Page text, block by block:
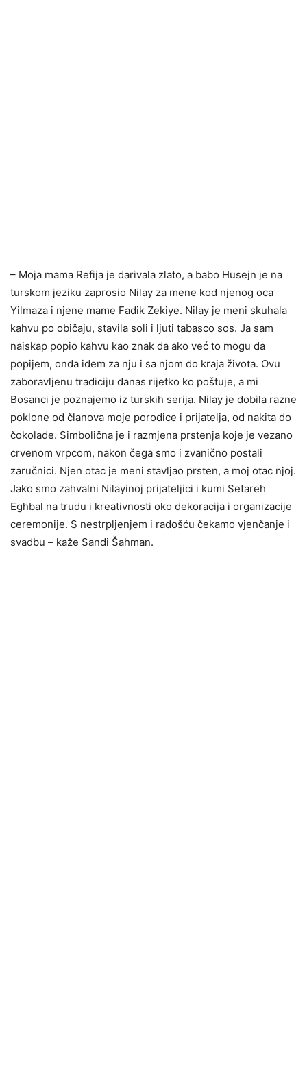
– Moja mama Refija je darivala zlato, a babo Husejn je na
turskom jeziku zaprosio Nilay za mene kod njenog oca
Yilmaza i njene mame Fadik Zekiye. Nilay je meni skuhala
kahvu po običaju, stavila soli i ljuti tabasco sos. Ja sam
naiskap popio kahvu kao znak da ako već to mogu da
popijem, onda idem za nju i sa njom do kraja života. Ovu
zaboravljenu tradiciju danas rijetko ko poštuje, a mi
Bosanci je poznajemo iz turskih serija. Nilay je dobila razne
poklone od članova moje porodice i prijatelja, od nakita do
čokolade. Simbolična je i razmjena prstenja koje je vezano
crvenom vrpcom, nakon čega smo i zvanično postali
zaručnici. Njen otac je meni stavljao prsten, a moj otac njoj.
Jako smo zahvalni Nilayinoj prijateljici i kumi Setareh
Eghbal na trudu i kreativnosti oko dekoracija i organizacije
ceremonije. S nestrpljenjem i radošću čekamo vjenčanje i
svadbu – kaže Sandi Šahman.